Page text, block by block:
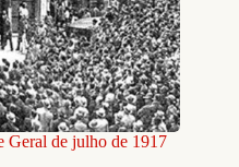
Geral de julho de 1917